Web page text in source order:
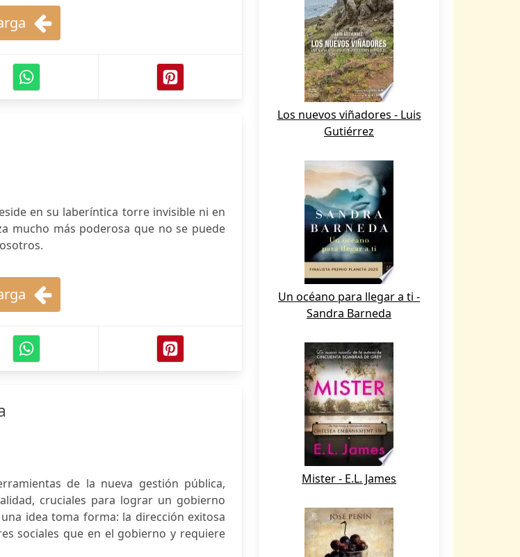
en su laberíntica torre invisible ni en
mucho más poderosa que no se puede
de la nueva gestión pública,
cruciales para lograr un gobierno
idea toma forma: la dirección exitosa
sociales que en el gobierno y requiere
Los nuevos viñadores - Luis
Gutiérrez
Un océano para llegar a ti -
Sandra Barneda
Mister - E.L. James